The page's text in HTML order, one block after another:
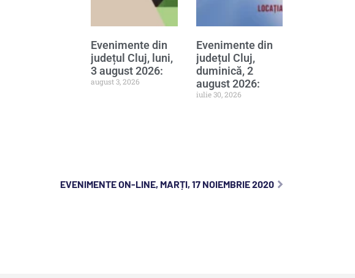
Evenimente din
județul Cluj, luni,
3 august 2026:
august 3, 2026
Evenimente din
județul Cluj,
duminică, 2
august 2026:
iulie 30, 2026
EVENIMENTE ON-LINE, MARȚI, 17 NOIEMBRIE 2020